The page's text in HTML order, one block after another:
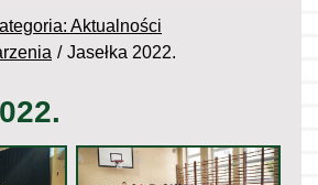
Aktualności
Jasełka 2022.